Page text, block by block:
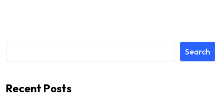
Search
Recent Posts